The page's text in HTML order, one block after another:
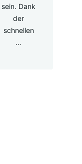
sein. Dank
der
schnellen
…